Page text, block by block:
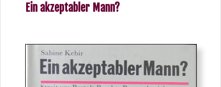
Ein akzeptabler Mann?